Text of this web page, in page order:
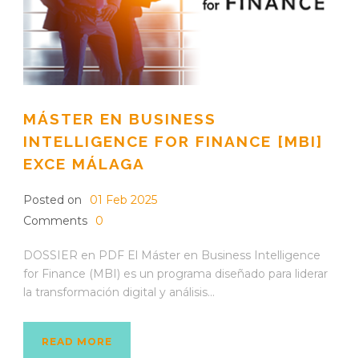
MÁSTER EN BUSINESS
INTELLIGENCE FOR FINANCE [MBI]
EXCE MÁLAGA
Posted on
01 Feb 2025
Comments
0
DOSSIER en PDF El Máster en Business Intelligence
for Finance (MBI) es un programa diseñado para liderar
la transformación digital y análisis...
READ MORE